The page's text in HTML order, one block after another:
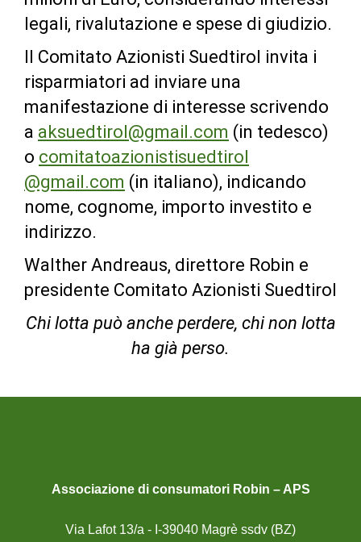
legali, rivalutazione e spese di giudizio.
Il Comitato Azionisti Suedtirol invita i
risparmiatori ad inviare una
manifestazione di interesse scrivendo
a aksuedtirol@gmail.com (in tedesco)
o comitatoazionistisuedtirol
@gmail.com (in italiano), indicando
nome, cognome, importo investito e
indirizzo.
Walther Andreaus, direttore Robin e
presidente Comitato Azionisti Suedtirol
Chi lotta può anche perdere, chi non lotta
ha già perso.
Associazione di consumatori Robin – APS
Via Lafot 13/a - I-39040 Magrè ssdv (BZ)